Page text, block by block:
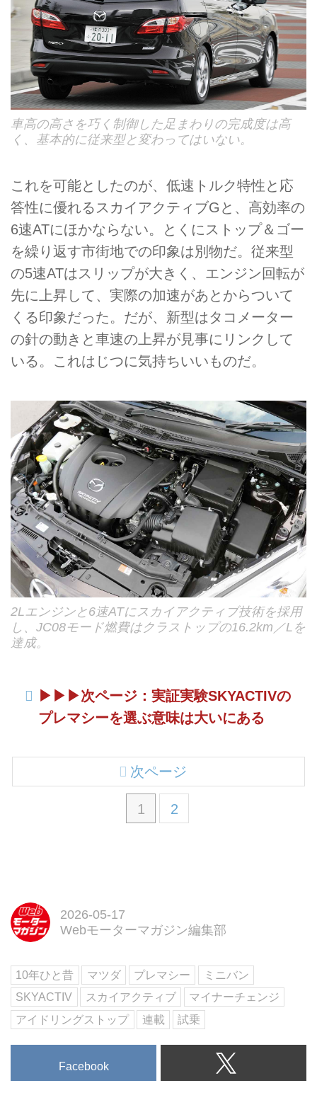
車高の高さを巧く制御した足まわりの完成度は高
く、基本的に従来型と変わってはいない。
これを可能としたのが、低速トルク特性と応
答性に優れるスカイアクティブGと、高効率の
6速ATにほかならない。とくにストップ＆ゴー
を繰り返す市街地での印象は別物だ。従来型
の5速ATはスリップが大きく、エンジン回転が
先に上昇して、実際の加速があとからついて
くる印象だった。だが、新型はタコメーター
の針の動きと車速の上昇が見事にリンクして
いる。これはじつに気持ちいいものだ。
2Lエンジンと6速ATにスカイアクティブ技術を採用
し、JC08モード燃費はクラストップの16.2km／Lを
達成。
▶︎▶︎▶︎次ページ：実証実験SKYACTIVの
プレマシーを選ぶ意味は大いにある
1 2
次ページ
2026-05-17
Webモーターマガジン編集部
10年ひと昔 マツダ プレマシー
ミニバン
SKYACTIV
スカイアクティブ
マイナーチェンジ
アイドリングストップ
連載 試乗
Facebook